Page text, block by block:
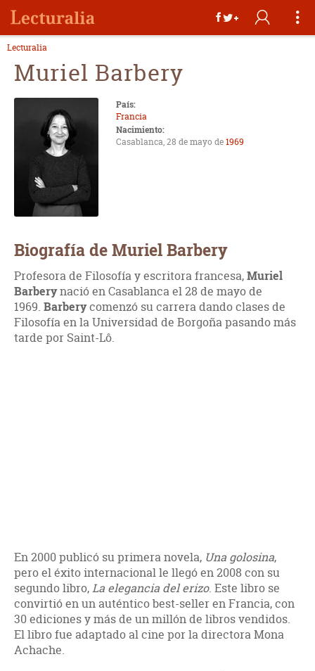
Lecturalia
Muriel Barbery
País:
Francia
Nacimiento:
Casablanca, 28 de mayo de1969
Biografía de Muriel Barbery
Profesora de Filosofía y escritora francesa,Muriel
Barberynació en Casablanca el 28 de mayo de
1969. Barberycomenzó su carrera dando clases de
Filosofía en la Universidad de Borgoña pasando más
tarde por Saint-Lô.
En 2000 publicó su primera novela, Una golosina,
pero el éxito internacional le llegó en 2008 con su
segundo libro,La elegancia del erizo. Este libro se
convirtió en un auténtico best-seller en Francia, con
30 ediciones y más de un millón de libros vendidos.
El libro fue adaptado al cine por la directora Mona
Achache.